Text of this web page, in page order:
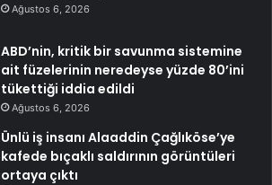
Ağustos 6, 2026
ABD’nin, kritik bir savunma sistemine
ait füzelerinin neredeyse yüzde 80’ini
tükettiği iddia edildi
Ağustos 6, 2026
Ünlü iş insanı Alaaddin Çağlıköse’ye
kafede bıçaklı saldırının görüntüleri
ortaya çıktı